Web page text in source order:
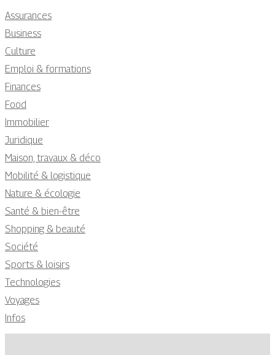
Assurances
Business
Culture
Emploi & formations
Finances
Food
Immobilier
Juridique
Maison, travaux & déco
Mobilité & logistique
Nature & écologie
Santé & bien-être
Shopping & beauté
Société
Sports & loisirs
Technologies
Voyages
Infos